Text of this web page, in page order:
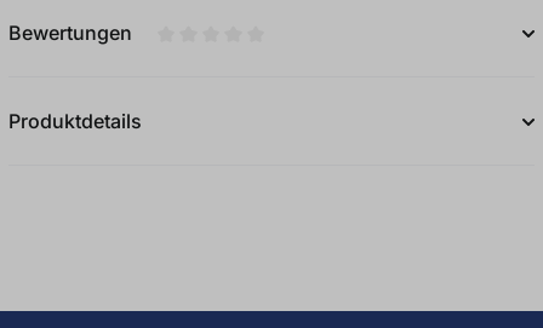
Bewertungen
Produktdetails